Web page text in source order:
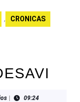
, CRONICAS
09:24